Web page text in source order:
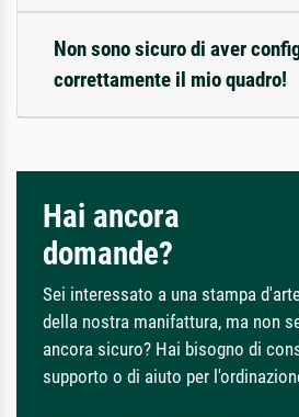
Non sono sicuro di aver
correttamente il mio quadro!
Hai ancora
domande?
Sei interessato a una stampa
della nostra manifattura, ma non
ancora sicuro? Hai bisogno di
supporto o di aiuto per